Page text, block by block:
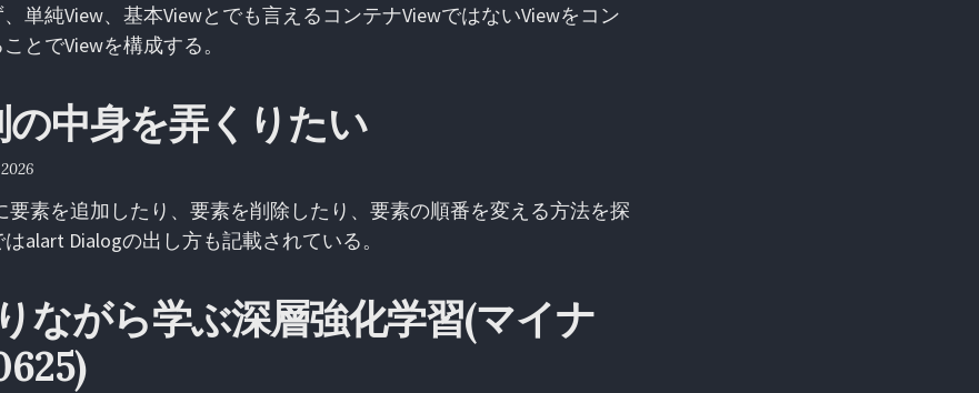
単純View、基本Viewとでも言えるコンテナViewではないViewをコン
とでViewを構成する。
中身を弄くりたい
要素を追加したり、要素を削除したり、要素の順番を変える方法を探
alart Dialogの出し方も記載されている。
ながら学ぶ深層強化学習(マイナ